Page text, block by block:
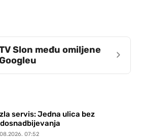
Slon među omiljene
›
servis: Jedna ulica bez
07:52